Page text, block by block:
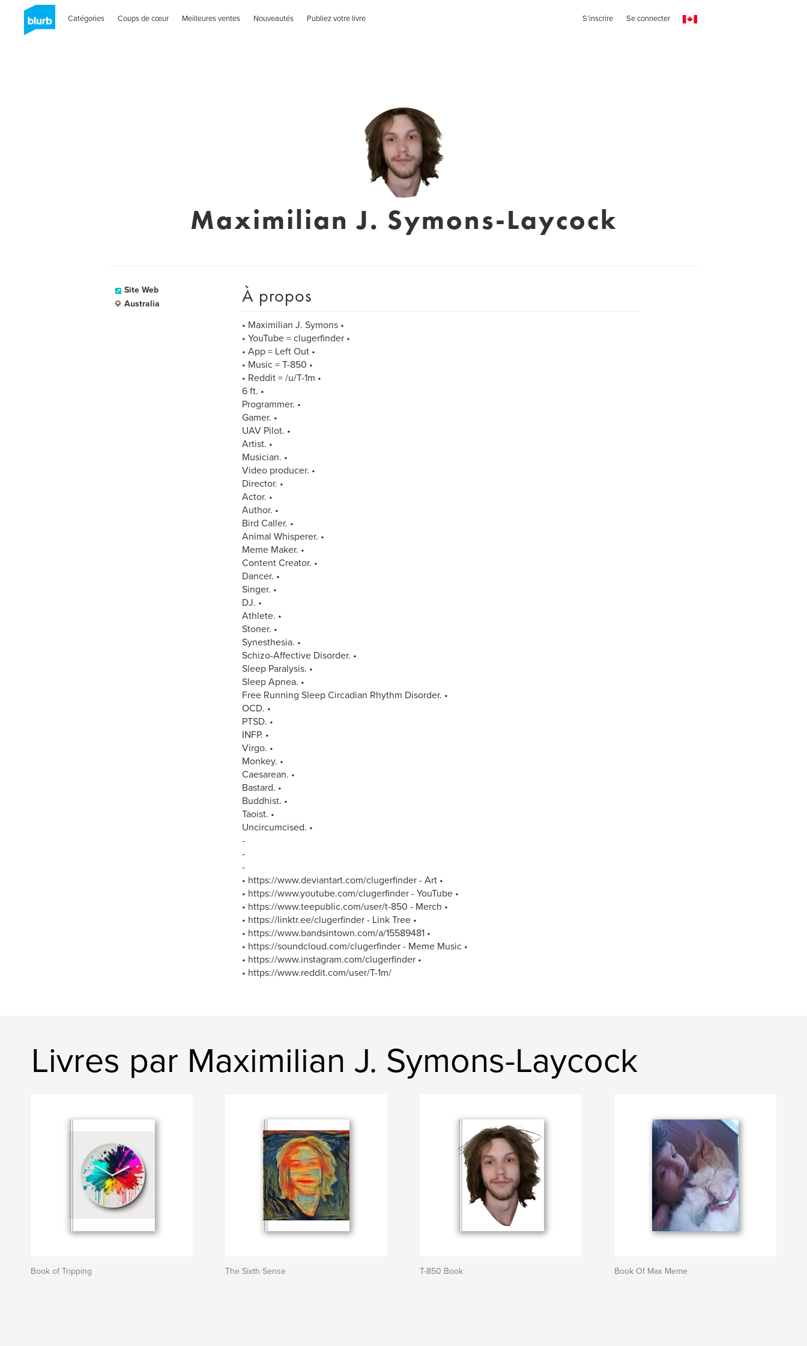
Catégories Coups de cœur Meilleures ventes Nouveautés Publiez votre livre S'inscrire Se connecter
Maximilian J. Symons-Laycock
Site Web
Australia
À propos
• Maximilian J. Symons •
• YouTube = clugerfinder •
• App = Left Out •
• Music = T-850 •
• Reddit = /u/T-1m •
6 ft. •
Programmer. •
Gamer. •
UAV Pilot. •
Artist. •
Musician. •
Video producer. •
Director. •
Actor. •
Author. •
Bird Caller. •
Animal Whisperer. •
Meme Maker. •
Content Creator. •
Dancer. •
Singer. •
DJ. •
Athlete. •
Stoner. •
Synesthesia. •
Schizo-Affective Disorder. •
Sleep Paralysis. •
Sleep Apnea. •
Free Running Sleep Circadian Rhythm Disorder. •
OCD. •
PTSD. •
INFP. •
Virgo. •
Monkey. •
Caesarean. •
Bastard. •
Buddhist. •
Taoist. •
Uncircumcised. •
-
-
-
• https://www.deviantart.com/clugerfinder - Art •
• https://www.youtube.com/clugerfinder - YouTube •
• https://www.teepublic.com/user/t-850 - Merch •
• https://linktr.ee/clugerfinder - Link Tree •
• https://www.bandsintown.com/a/15589481 •
• https://soundcloud.com/clugerfinder - Meme Music •
• https://www.instagram.com/clugerfinder •
• https://www.reddit.com/user/T-1m/
Livres par Maximilian J. Symons-Laycock
Book of Tripping The Sixth Sense T-850 Book Book Of Max Meme